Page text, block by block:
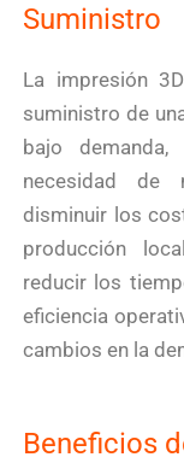
Suministro
La impresión
suministro de
bajo
necesidad de
disminuir los
producción
reducir los
eficiencia
cambios en la
Beneficios